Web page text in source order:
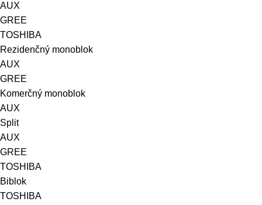
AUX
GREE
TOSHIBA
Rezidenčný monoblok
AUX
GREE
Komerčný monoblok
AUX
Split
AUX
GREE
TOSHIBA
Biblok
TOSHIBA